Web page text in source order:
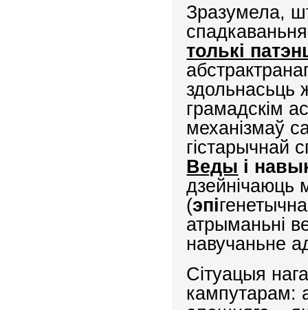
Зразумела,
толькі
здольнасьць
грамадскім
механізмаў
гістарычнай
Веды і
дзейнічаюць
(эпі
атрыманьні
навучаньне
Сітуацыя
кампутарам: